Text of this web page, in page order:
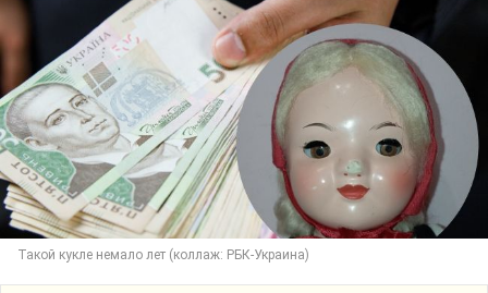
Такой кукле немало лет (коллаж: РБК-Украина)